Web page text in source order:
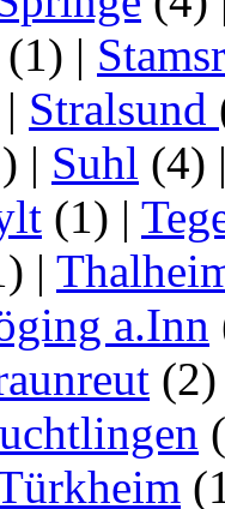
(1) |
| Stralsund
| Suhl (4)
(1) |
|
a.Inn